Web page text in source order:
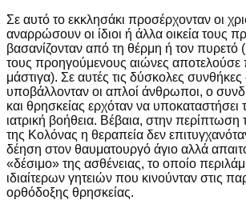
Σε αυτό το εκκλησάκι προσέρχονταν οι
αναρρώσουν οι ίδιοι ή άλλα οικεία τους
βασανίζονταν από τη θέρμη ή τον πυρετό
τους προηγούμενους αιώνες αποτελούσε
μάστιγα). Σε αυτές τις δύσκολες συνθήκες
υποβάλλονταν οι απλοί άνθρωποι, ο
και θρησκείας ερχόταν να υποκαταστήσει
ιατρική βοήθεια. Βέβαια, στην περίπτωση
της Κολόνας η θεραπεία δεν
δέηση στον θαυματουργό άγιο αλλά
«δέσιμο» της ασθένειας, το οποίο
ιδιαίτερων γητειών που κινούνταν στις
ορθόδοξης θρησκείας.